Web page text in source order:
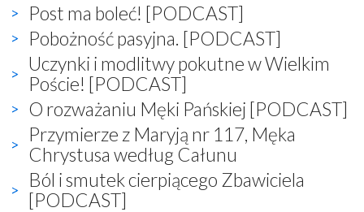
Post ma boleć! [PODCAST]
Pobożność pasyjna. [PODCAST]
Uczynki i modlitwy pokutne w Wielkim
Poście! [PODCAST]
O rozważaniu Męki Pańskiej [PODCAST]
Przymierze z Maryją nr 117, Męka
Chrystusa według Całunu
Ból i smutek cierpiącego Zbawiciela
[PODCAST]